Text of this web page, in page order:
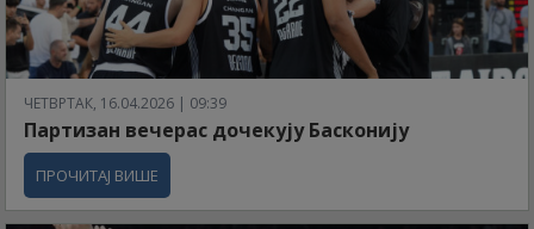
ЧЕТВРТАК, 16.04.2026 | 09:39
Партизан вечерас дочекују Басконију
ПРОЧИТАЈ ВИШЕ